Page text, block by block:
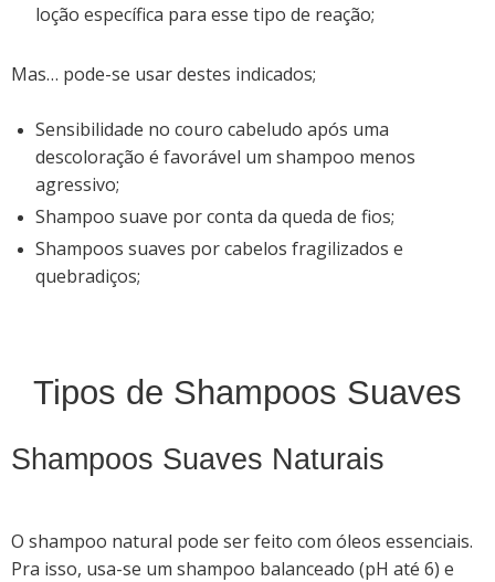
loção específica para esse tipo de reação;
Mas… pode-se usar destes indicados;
Sensibilidade no couro cabeludo após uma
descoloração é favorável um shampoo menos
agressivo;
Shampoo suave por conta da queda de fios;
Shampoos suaves por cabelos fragilizados e
quebradiços;
Tipos de Shampoos Suaves
Shampoos Suaves Naturais
O shampoo natural pode ser feito com óleos essenciais.
Pra isso, usa-se um shampoo balanceado (pH até 6) e